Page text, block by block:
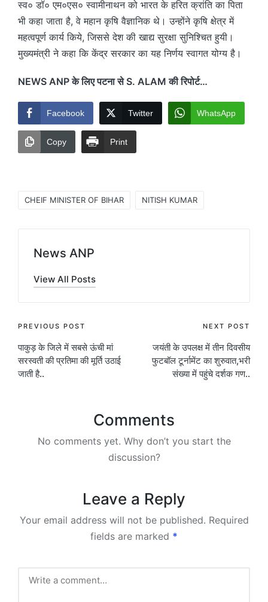
स्व० डॉ० एम०एस० स्वामीनाथन को भारत के हरित क्रांति का पिता
भी कहा जाता है, वे महान कृषि वैज्ञानिक थे। उन्होंने कृषि क्षेत्र में
महत्वपूर्ण कार्य किये, जिससे देश की खाद्य सुरक्षा सुनिश्चित हुयी।
मुख्यमंत्री ने कहा कि केंद्र सरकार का यह निर्णय स्वागत योग्य है।
NEWS ANP के लिए पटना से S. ALAM की रिपोर्ट…
Facebook Twitter WhatsApp
Copy Print
CHEIF MINISTER OF BIHAR NITISH KUMAR
News ANP
View All Posts
Post
navigation
PREVIOUS POST
पाकुड़ के जिले में सबसे ऊंची मां
सरस्वती की प्रतिमा की मूर्ति उठाई
जाती है..
NEXT POST
जयंती के उपलक्ष में तीन दिवसीय
फुटबॉल टूर्नामेंट का शुरुवात,भरी
संख्या में पहुंचे दर्शक गण..
Comments
No comments yet. Why don’t you start the
discussion?
Leave a Reply
Your email address will not be published. Required
fields are marked *